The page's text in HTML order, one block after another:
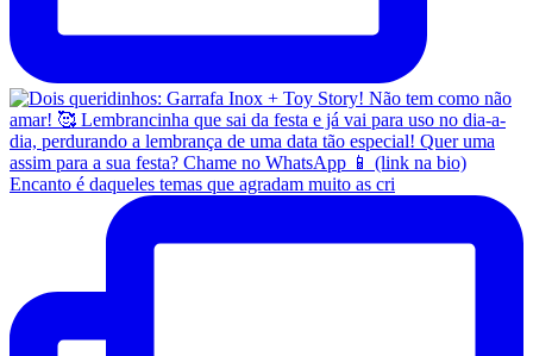
Encanto é daqueles temas que agradam muito as cri